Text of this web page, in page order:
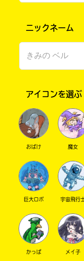
さくら さん ／
2022.01.04
もうPart 12に
ぁ･･･。返信いき
【んさんへ】
さくらと申しま
ませんか？ポプ
友達ということ
【かぐやへ】
えぇぇ！？お土
【かすみんへ】
東京も雪が降
ニックネーム
アイコンを選ぶ
おばけ 魔女
巨大ロボ 宇宙飛行
かっぱ メイ子